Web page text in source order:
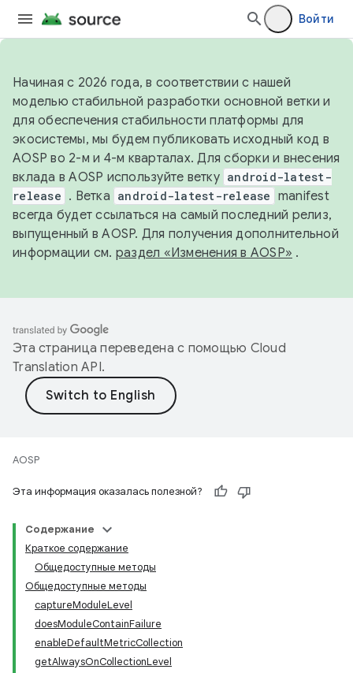
Войти
Начиная с 2026 года, в соответствии с нашей
моделью стабильной разработки основной ветки и
для обеспечения стабильности платформы для
экосистемы, мы будем публиковать исходный код в
AOSP во 2-м и 4-м кварталах. Для сборки и внесения
вклада в AOSP используйте ветку android-latest-
release . Ветка android-latest-release manifest
всегда будет ссылаться на самый последний релиз,
выпущенный в AOSP. Для получения дополнительной
информации см. раздел «Изменения в AOSP» .
Эта страница переведена с помощью Cloud
Translation API.
AOSP
Эта информация оказалась полезной?
Содержание
Краткое содержание
Общедоступные методы
Общедоступные методы
captureModuleLevel
doesModuleContainFailure
enableDefaultMetricCollection
getAlwaysOnCollectionLevel